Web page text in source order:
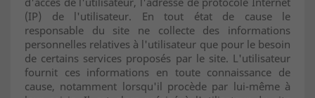
(IP) de l'utilisateur. En tout état de cause le
responsable du site ne collecte des informations
personnelles relatives à l'utilisateur que pour le besoin
de certains services proposés par le site. L'utilisateur
fournit ces informations en toute connaissance de
cause, notamment lorsqu'il procède par lui-même à